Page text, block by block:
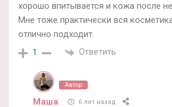
хорошо впитывается и кожа после
Мне тоже практически вся
отлично подходит.
1 Ответить
Автор
Маша 6 лет назад